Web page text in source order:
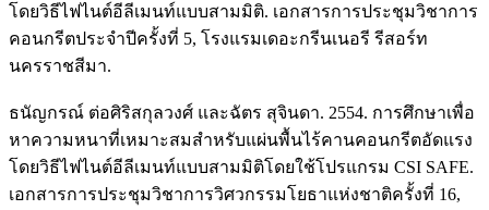
โดยวิธีไฟไนต์อีลีเมนท์แบบสามมิติ. เอกสารการประชุมวิชาการ
คอนกรีตประจำปีครั้งที่ 5, โรงแรมเดอะกรีนเนอรี รีสอร์ท
นครราชสีมา.
ธนัญกรณ์ ต่อศิริสกุลวงศ์ และฉัตร สุจินดา. 2554. การศึกษาเพื่อ
หาความหนาที่เหมาะสมสำหรับแผ่นพื้นไร้คานคอนกรีตอัดแรง
โดยวิธีไฟไนต์อีลีเมนท์แบบสามมิติโดยใช้โปรแกรม CSI SAFE.
เอกสารการประชุมวิชาการวิศวกรรมโยธาแห่งชาติครั้งที่ 16,